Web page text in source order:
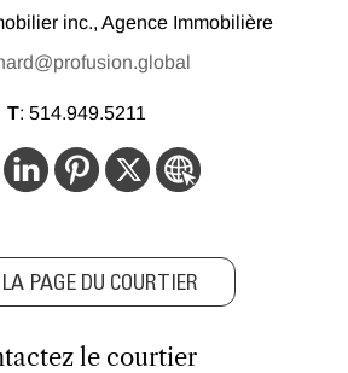
inc., Agence Immobilière
T:514.949.5211
PAGE DU COURTIER
le courtier